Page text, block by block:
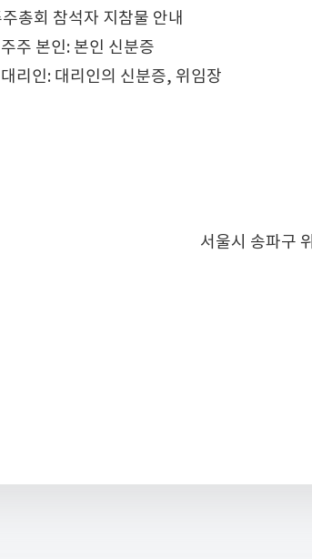
총회 참석자 지참물 안내
주 본인: 본인 신분증
리인: 대리인의 신분증, 위임장
서울시 송파구